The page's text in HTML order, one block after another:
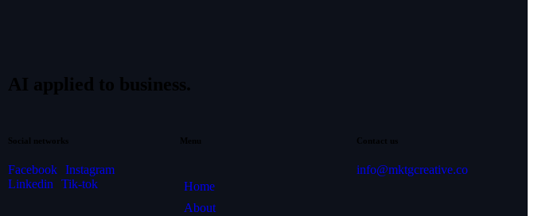
AI applied to business.
Social networks
Facebook Instagram
Linkedin
Tik-tok
Menu
Home
About
Contact us
info@mktgcreative.co